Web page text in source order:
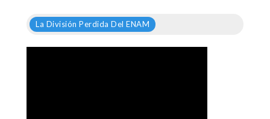
La División Perdida Del ENAM